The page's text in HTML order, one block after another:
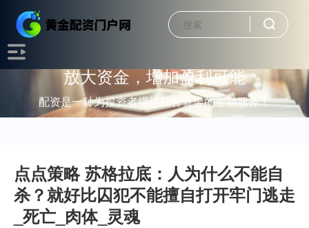
放大资金，增加盈利可能
配资是一种为投资者提供杠杆资金的金融服务！
点点策略 苏格拉底：人为什么不能自
杀？就好比囚犯不能擅自打开牢门逃走
_死亡_肉体_灵魂